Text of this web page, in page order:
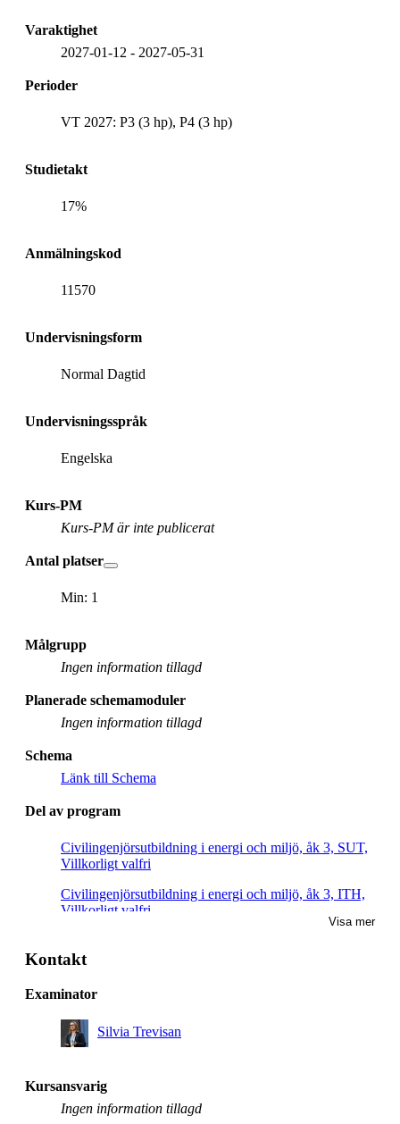
Varaktighet
2027-01-12 - 2027-05-31
Perioder
VT 2027: P3 (3 hp), P4 (3 hp)
Studietakt
17%
Anmälningskod
11570
Undervisningsform
Normal Dagtid
Undervisningsspråk
Engelska
Kurs-PM
Kurs-PM är inte publicerat
Antal platser
Min: 1
Målgrupp
Ingen information tillagd
Planerade schemamoduler
Ingen information tillagd
Schema
Länk till Schema
Del av program
Civilingenjörsutbildning i energi och miljö, åk 3, SUT,
Villkorligt valfri
Civilingenjörsutbildning i energi och miljö, åk 3, ITH,
Villkorligt valfri
Villkorligt valfri
Civilingenjörsutbildning i energi och miljö, åk 3, MES,
Villkorligt valfri
Civilingenjörsutbildning i energi och miljö, åk 3, MHI,
Villkorligt valfri
Civilingenjörsutbildning i energi och miljö, åk 3,
RENE, Villkorligt valfri
Visa mer
Kontakt
Examinator
Silvia Trevisan
Kursansvarig
Ingen information tillagd